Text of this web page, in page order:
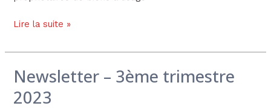
Lire la suite »
Newsletter – 3ème trimestre
2023
Newsletter
3ème